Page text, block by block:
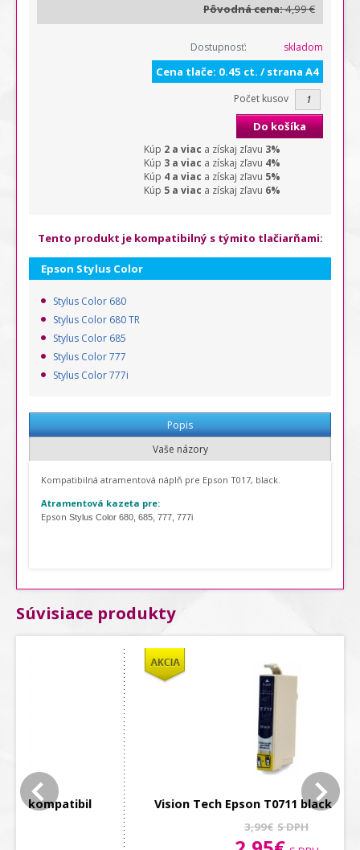
Pôvodná cena:4,99 €
Dostupnosť: skladom
Cena tlače: 0.45 ct. / strana A4
Počet kusov
Do košíka
Kúp 2 a viac a získaj zľavu 3%
Kúp 3 a viac a získaj zľavu 4%
Kúp 4 a viac a získaj zľavu 5%
Kúp 5 a viac a získaj zľavu 6%
Tento produkt je kompatibilný s týmito tlačiarňami:
Epson Stylus Color
Stylus Color 680
Stylus Color 680 TR
Stylus Color 685
Stylus Color 777
Stylus Color 777i
Popis
Vaše názory
Kompatibilná atramentová náplň pre Epson T017, black.
Atramentová kazeta pre:
Epson Stylus Color 680, 685, 777, 777i
Súvisiace produkty
Vision Tech Epson T0711 black kompatibil